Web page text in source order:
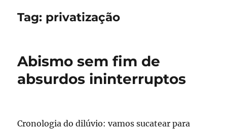
Tag: privatização
Abismo sem fim de
absurdos ininterruptos
Cronologia do dilúvio: vamos sucatear para